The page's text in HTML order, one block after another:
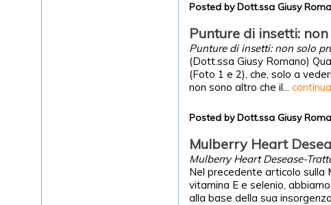
Posted by Dott.ssa Giusy
Punture di insetti:
Punture di insetti: non solo
(Dott.ssa Giusy Romano)
(Foto 1 e 2), che, solo a
non sono altro che il... continua
Posted by Dott.ssa Giusy
Mulberry Heart
Mulberry Heart Desease-
Nel precedente articolo sulla
vitamina E e selenio,
alla base della sua